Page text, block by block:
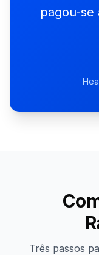
pagou-
Três passos